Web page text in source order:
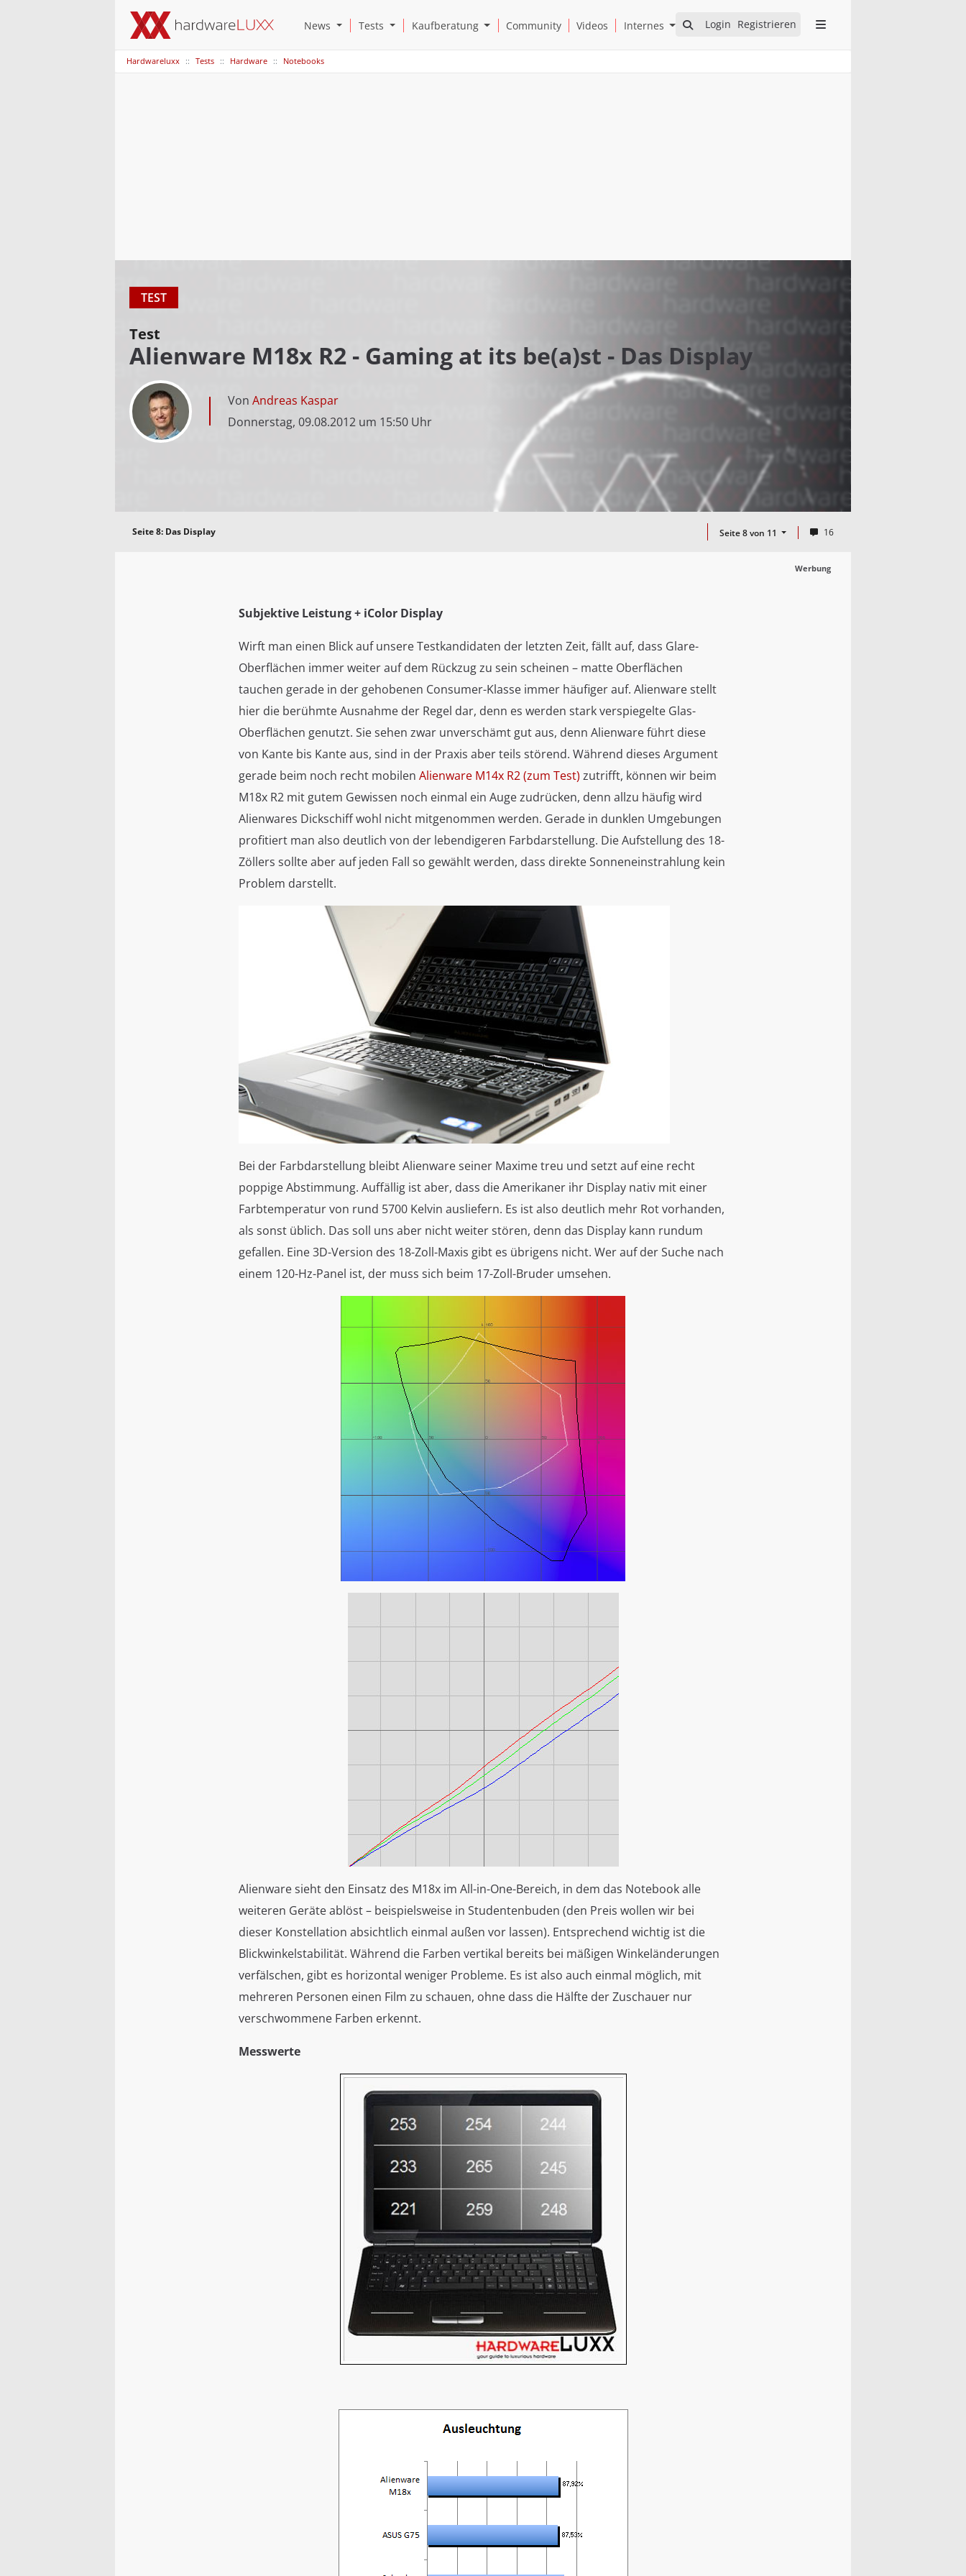
Login Registrieren
News Open News Submenu
Tests Open Tests Submenu
Kaufberatung Open Kaufberatung Submenu
Community Videos Internes Open Internes Submenu
Hardwareluxx Tests Hardware Notebooks
TEST
Test
Alienware M18x R2 - Gaming at its be(a)st - Das Display
Von Andreas Kaspar
Donnerstag, 09.08.2012 um 15:50 Uhr
Seite 8: Das Display Seite 8 von 11 16
Werbung
Subjektive Leistung + iColor Display
Wirft man einen Blick auf unsere Testkandidaten der letzten Zeit, fällt auf, dass Glare-
Oberflächen immer weiter auf dem Rückzug zu sein scheinen – matte Oberflächen
tauchen gerade in der gehobenen Consumer-Klasse immer häufiger auf. Alienware stellt
hier die berühmte Ausnahme der Regel dar, denn es werden stark verspiegelte Glas-
Oberflächen genutzt. Sie sehen zwar unverschämt gut aus, denn Alienware führt diese
von Kante bis Kante aus, sind in der Praxis aber teils störend. Während dieses Argument
gerade beim noch recht mobilen Alienware M14x R2 (zum Test) zutrifft, können wir beim
M18x R2 mit gutem Gewissen noch einmal ein Auge zudrücken, denn allzu häufig wird
Alienwares Dickschiff wohl nicht mitgenommen werden. Gerade in dunklen Umgebungen
profitiert man also deutlich von der lebendigeren Farbdarstellung. Die Aufstellung des 18-
Zöllers sollte aber auf jeden Fall so gewählt werden, dass direkte Sonneneinstrahlung kein
Problem darstellt.
Bei der Farbdarstellung bleibt Alienware seiner Maxime treu und setzt auf eine recht
poppige Abstimmung. Auffällig ist aber, dass die Amerikaner ihr Display nativ mit einer
Farbtemperatur von rund 5700 Kelvin ausliefern. Es ist also deutlich mehr Rot vorhanden,
als sonst üblich. Das soll uns aber nicht weiter stören, denn das Display kann rundum
gefallen. Eine 3D-Version des 18-Zoll-Maxis gibt es übrigens nicht. Wer auf der Suche nach
einem 120-Hz-Panel ist, der muss sich beim 17-Zoll-Bruder umsehen.
Alienware sieht den Einsatz des M18x im All-in-One-Bereich, in dem das Notebook alle
weiteren Geräte ablöst – beispielsweise in Studentenbuden (den Preis wollen wir bei
dieser Konstellation absichtlich einmal außen vor lassen). Entsprechend wichtig ist die
Blickwinkelstabilität. Während die Farben vertikal bereits bei mäßigen Winkeländerungen
verfälschen, gibt es horizontal weniger Probleme. Es ist also auch einmal möglich, mit
mehreren Personen einen Film zu schauen, ohne dass die Hälfte der Zuschauer nur
verschwommene Farben erkennt.
Messwerte